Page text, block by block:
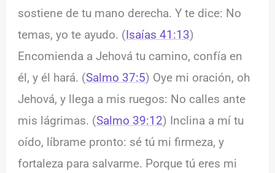
sostiene de tu mano derecha. Y te dice: No
temas, yo te ayudo. (Isaías 41:13)
Encomienda a Jehová tu camino, confía en
él, y él hará. (Salmo 37:5) Oye mi oración, oh
Jehová, y llega a mis ruegos: No calles ante
mis lágrimas. (Salmo 39:12) Inclina a mí tu
oído, líbrame pronto: sé tú mi firmeza, y
fortaleza para salvarme. Porque tú eres mi